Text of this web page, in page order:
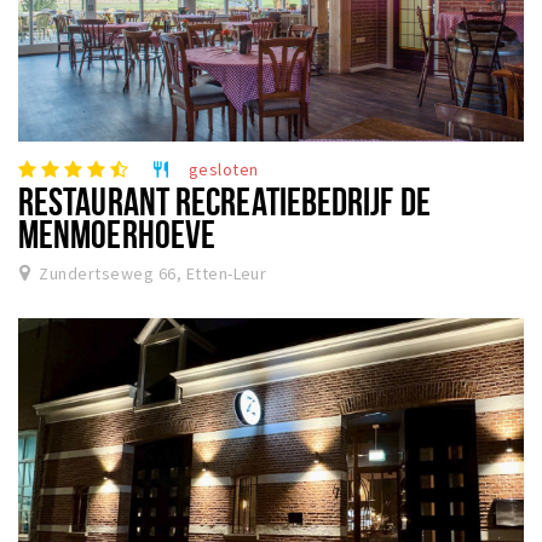
restaurant gesloten
RESTAURANT RECREATIEBEDRIJF DE
MENMOERHOEVE
Zundertseweg 66, Etten-Leur